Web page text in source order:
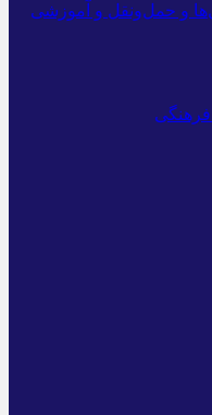
و حمل‌و‌نقل و آموزشی